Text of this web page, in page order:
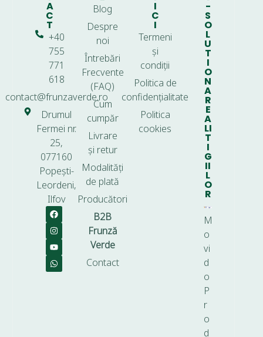
A
C
T
+40
755
771
618
contact@frunzaverde.ro
Drumul
Fermei nr.
25,
077160
Popești-
Leordeni,
Ilfov
Blog
Despre
noi
Întrebări
Frecvente
(FAQ)
Cum
cumpăr
Livrare
și retur
Modalități
de plată
Producători
B2B
Frunză
Verde
Contact
I
C
I
Termeni
și
condiții
Politica de
confidențialitate
Politica
cookies
-
S
O
L
U
T
I
O
N
A
R
E
A
LI
T
I
G
II
L
O
R
M
o
vi
d
o
P
r
o
d